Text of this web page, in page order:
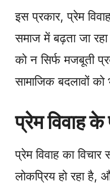
इस प्रकार, प्रेम
समाज में बढ़ता जा
को न सिर्फ मजबूती
सामाजिक बदलावों को
प्रेम विवाह
प्रेम विवाह का
लोकप्रिय हो रहा